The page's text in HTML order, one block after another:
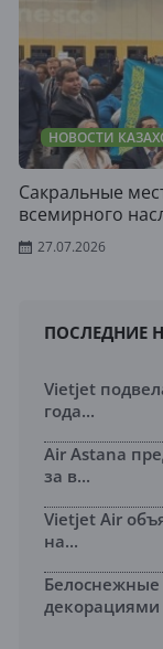
НОВОСТИ
Сакральные
всемирного
27.07.2026
ПОСЛЕДНИЕ
Vietjet
года...
Air Astana
за в...
Vietjet Air
на...
декорациями